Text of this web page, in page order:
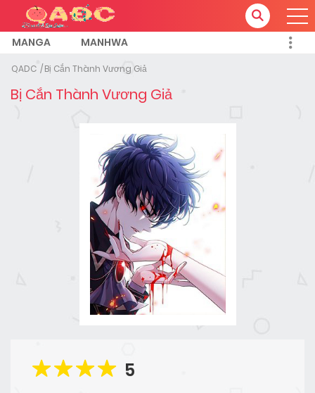
MANGA MANHWA
QADC Bị Cắn Thành Vương Giả
Bị Cắn Thành Vương Giả
5